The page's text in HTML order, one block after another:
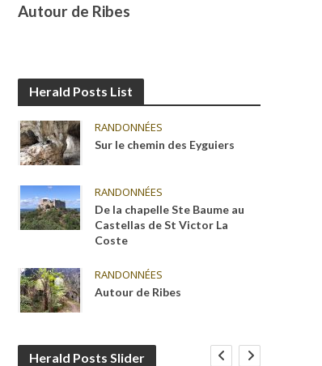
Autour de Ribes
Herald Posts List
RANDONNÉES
Sur le chemin des Eyguiers
RANDONNÉES
De la chapelle Ste Baume au
Castellas de St Victor La
Coste
RANDONNÉES
Autour de Ribes
Herald Posts Slider